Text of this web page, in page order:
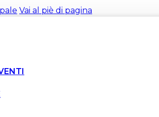
Vai al piè di pagina